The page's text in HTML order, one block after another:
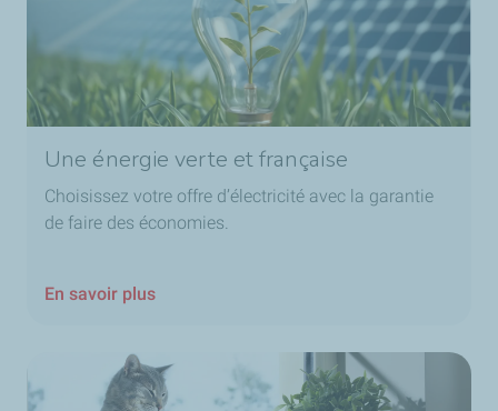
Une énergie verte et française
Choisissez votre offre d’électricité avec la garantie
de faire des économies.
En savoir plus